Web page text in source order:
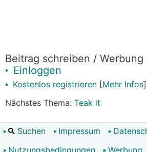
Beitrag schreiben / Werbung
Einloggen
Kostenlos registrieren [Mehr Infos]
Nächstes Thema: Teak it
Suchen Impressum
Nutzungsbedingungen
Werbung